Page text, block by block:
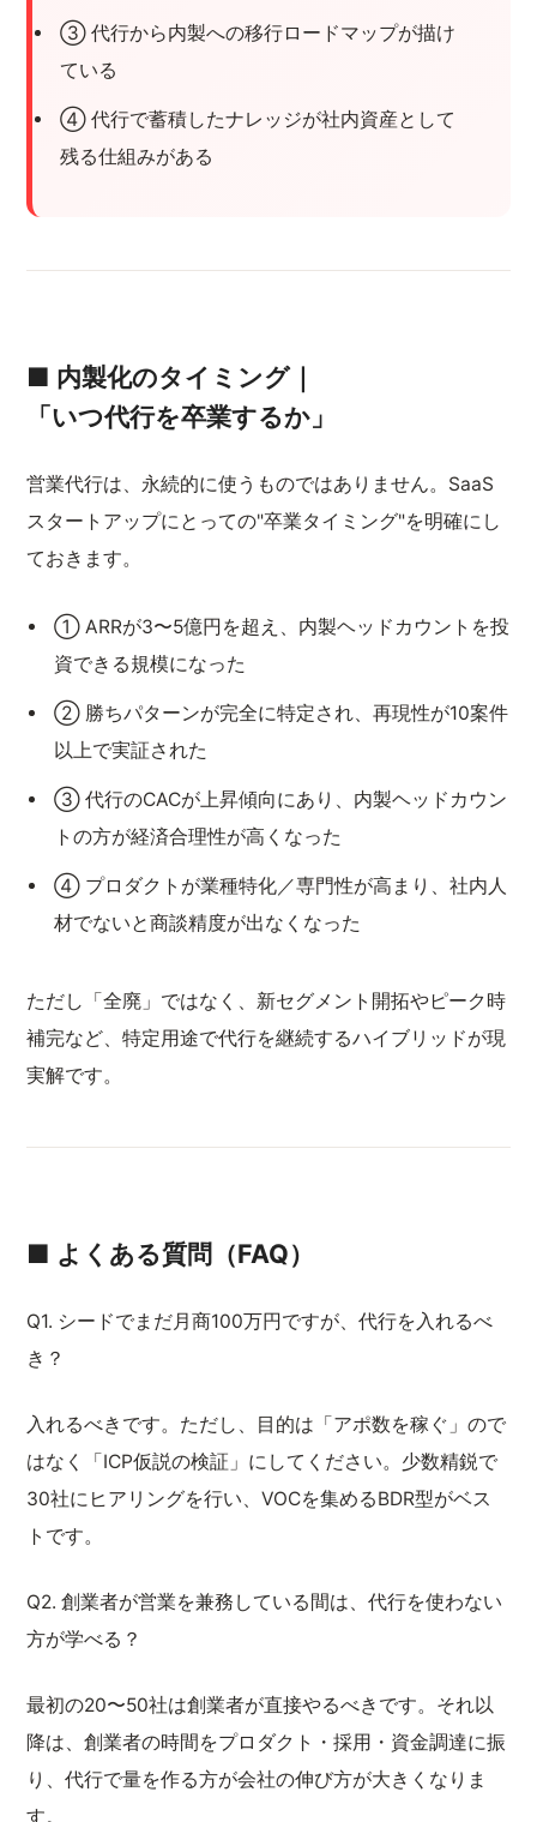
③ 代行から内製への移行ロードマップが描け
ている
④ 代行で蓄積したナレッジが社内資産として
残る仕組みがある
■ 内製化のタイミング｜
「いつ代行を卒業するか」
営業代行は、永続的に使うものではありません。SaaS
スタートアップにとっての"卒業タイミング"を明確にし
ておきます。
① ARRが3〜5億円を超え、内製ヘッドカウントを投
資できる規模になった
② 勝ちパターンが完全に特定され、再現性が10案件
以上で実証された
③ 代行のCACが上昇傾向にあり、内製ヘッドカウン
トの方が経済合理性が高くなった
④ プロダクトが業種特化／専門性が高まり、社内人
材でないと商談精度が出なくなった
ただし「全廃」ではなく、新セグメント開拓やピーク時
補完など、特定用途で代行を継続するハイブリッドが現
実解です。
■ よくある質問（FAQ）
Q1. シードでまだ月商100万円ですが、代行を入れるべ
き？
入れるべきです。ただし、目的は「アポ数を稼ぐ」ので
はなく「ICP仮説の検証」にしてください。少数精鋭で
30社にヒアリングを行い、VOCを集めるBDR型がベス
トです。
Q2. 創業者が営業を兼務している間は、代行を使わない
方が学べる？
最初の20〜50社は創業者が直接やるべきです。それ以
降は、創業者の時間をプロダクト・採用・資金調達に振
り、代行で量を作る方が会社の伸び方が大きくなりま
す。